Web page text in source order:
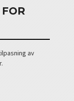
av